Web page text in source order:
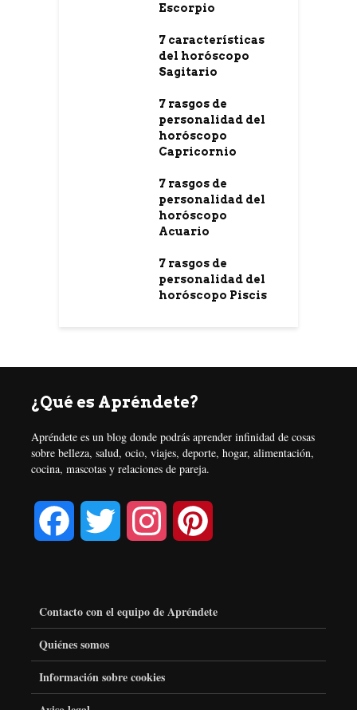
Escorpio
7 características
del horóscopo
Sagitario
7 rasgos de
personalidad del
horóscopo
Capricornio
7 rasgos de
personalidad del
horóscopo
Acuario
7 rasgos de
personalidad del
horóscopo Piscis
¿Qué es Apréndete?
Apréndete es un blog donde podrás aprender infinidad de cosas
sobre belleza, salud, ocio, viajes, deporte, hogar, alimentación,
cocina, mascotas y relaciones de pareja.
e
b t
Contacto con el equipo de Apréndete
Quiénes somos
Información sobre cookies